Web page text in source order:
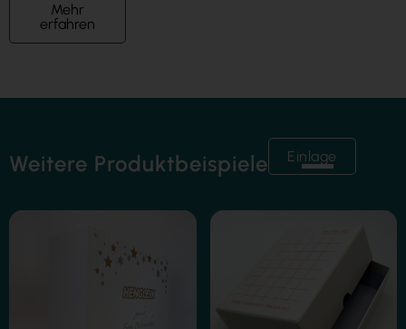
Mehr
erfahren
Weitere Produktbeispiele Einlage